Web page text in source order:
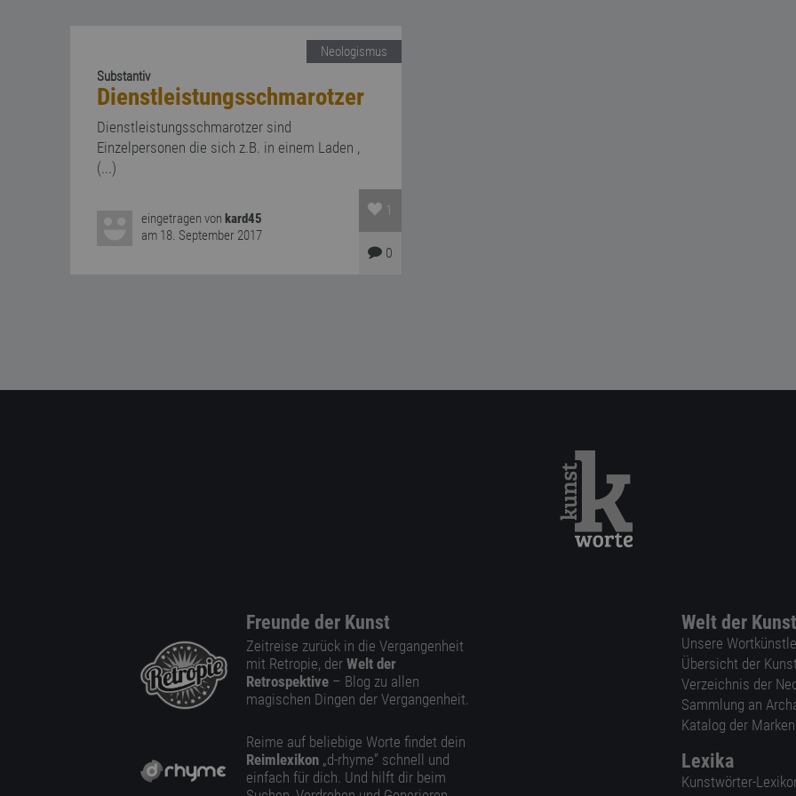
Neologismus
Substantiv
Dienstleistungsschmarotzer
Dienstleistungsschmarotzer sind
Einzelpersonen die sich z.B. in einem Laden ,
(...)
eingetragen von kard45
am 18. September 2017
1
0
Freunde der Kunst
Zeitreise zurück in die Vergangenheit
mit Retropie, der Welt der
Retrospektive – Blog zu allen
magischen Dingen der Vergangenheit.
Reime auf beliebige Worte findet dein
Reimlexikon „d-rhyme” schnell und
einfach für dich. Und hilft dir beim
Welt der
Unsere
Übersicht der
Verzeichnis der
Sammlung an
Katalog der
Lexika
Kunstwörter-